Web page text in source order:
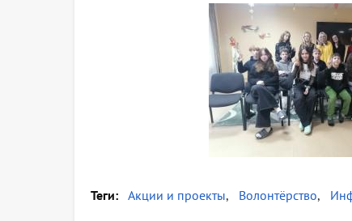
Теги Акции и проекты Волонтёрство